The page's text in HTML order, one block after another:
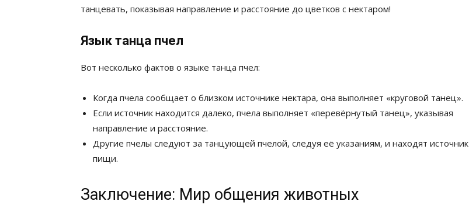
танцевать, показывая направление и расстояние до цветков с нектаром!
Язык танца пчел
Вот несколько фактов о языке танца пчел:
Когда пчела сообщает о близком источнике нектара, она выполняет «круговой танец».
Если источник находится далеко, пчела выполняет «перевёрнутый танец», указывая
направление и расстояние.
Другие пчелы следуют за танцующей пчелой, следуя её указаниям, и находят источник
пищи.
Заключение: Мир общения животных